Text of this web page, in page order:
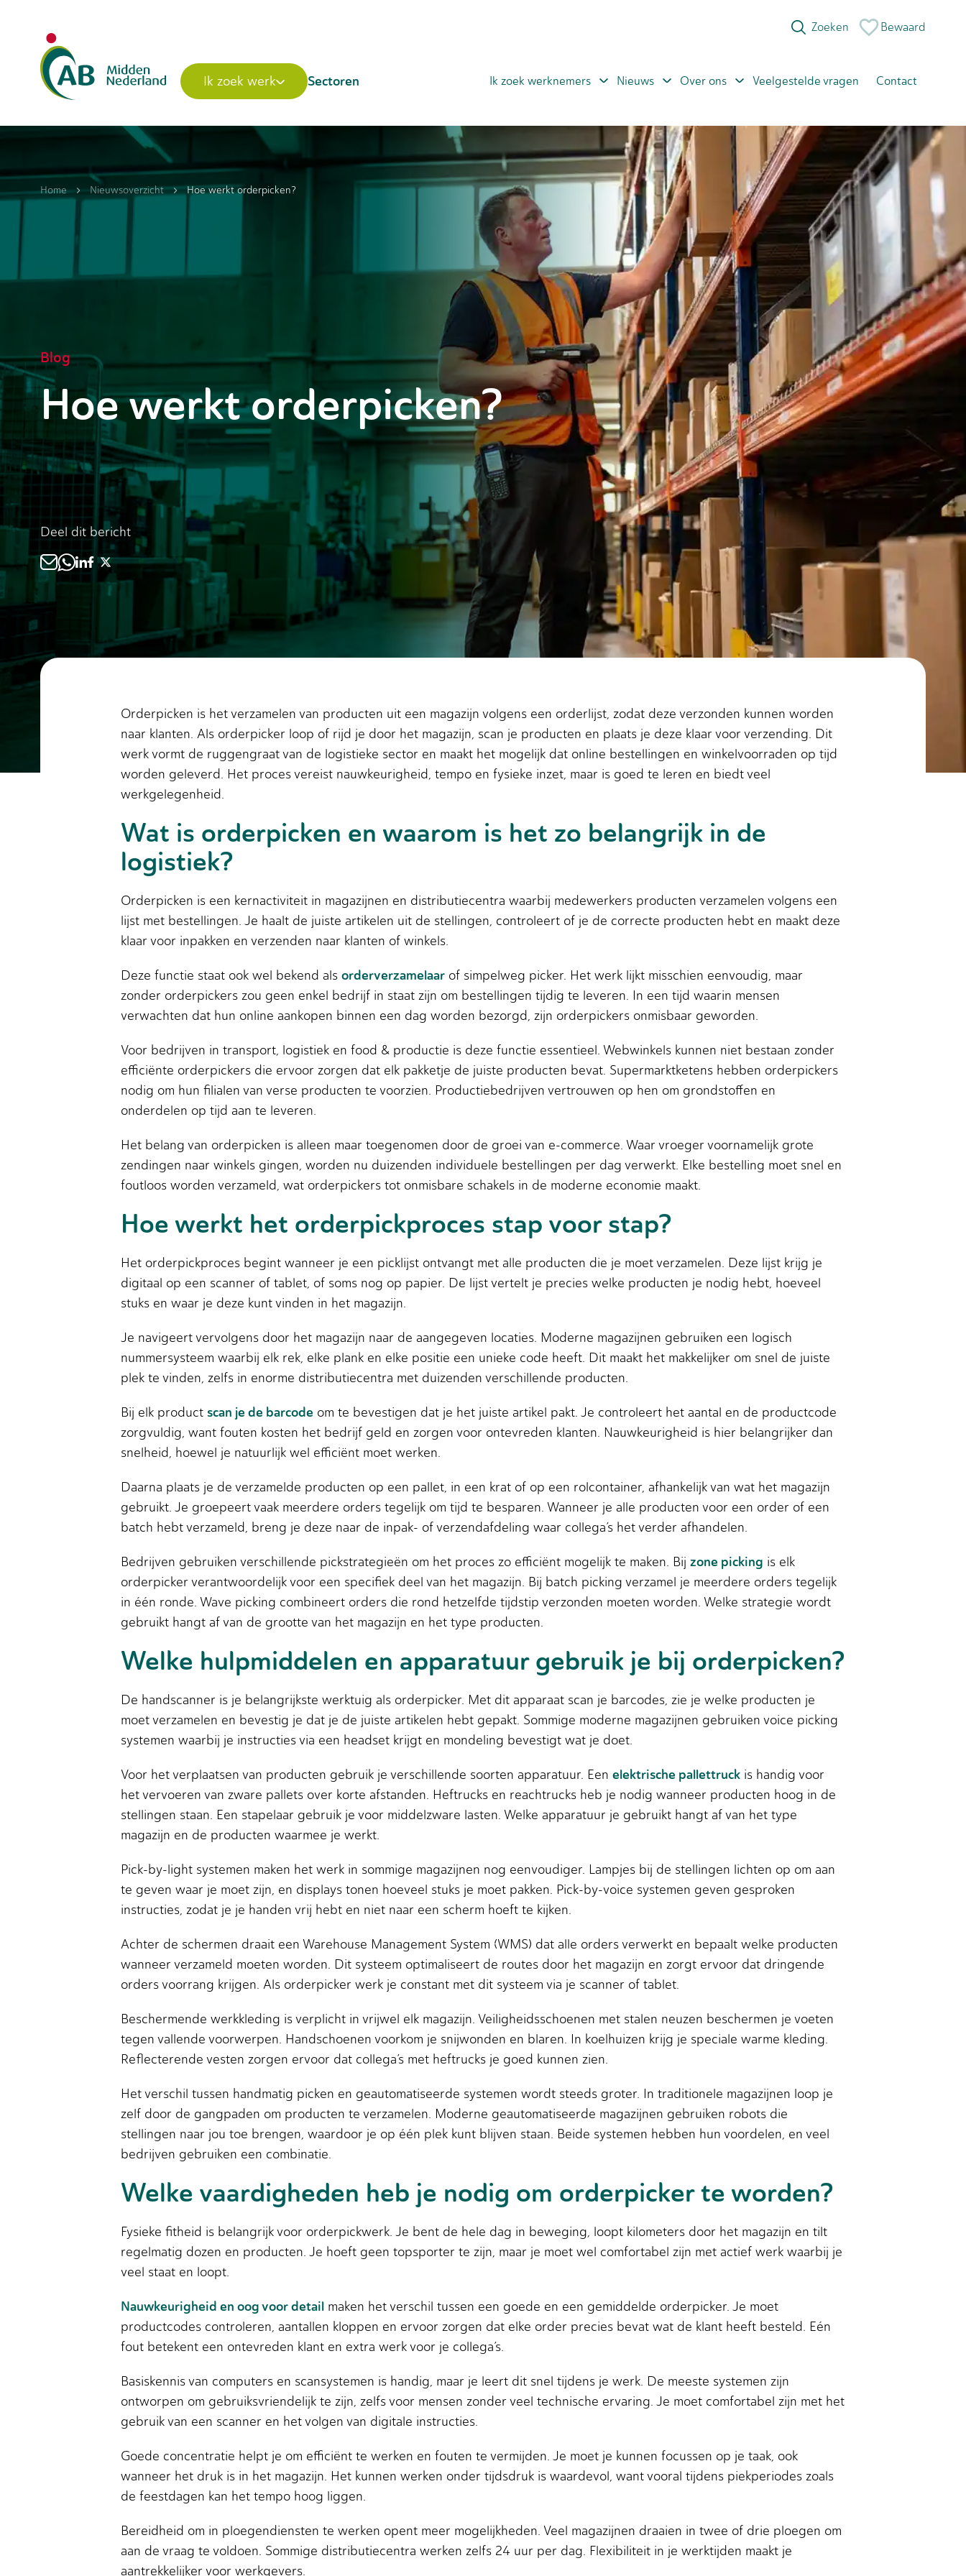
Bewaard
Ik zoek werk Sectoren Ik zoek werknemers Nieuws Over ons Veelgestelde vragen Contact
Home Nieuwsoverzicht Hoe werkt orderpicken?
Blog
Hoe werkt orderpicken?
Deel dit bericht
Orderpicken is het verzamelen van producten uit een magazijn volgens een orderlijst, zodat deze verzonden kunnen worden
naar klanten. Als orderpicker loop of rijd je door het magazijn, scan je producten en plaats je deze klaar voor verzending. Dit
werk vormt de ruggengraat van de logistieke sector en maakt het mogelijk dat online bestellingen en winkelvoorraden op tijd
worden geleverd. Het proces vereist nauwkeurigheid, tempo en fysieke inzet, maar is goed te leren en biedt veel
werkgelegenheid.
Wat is orderpicken en waarom is het zo belangrijk in de
logistiek?
Orderpicken is een kernactiviteit in magazijnen en distributiecentra waarbij medewerkers producten verzamelen volgens een
lijst met bestellingen. Je haalt de juiste artikelen uit de stellingen, controleert of je de correcte producten hebt en maakt deze
klaar voor inpakken en verzenden naar klanten of winkels.
Deze functie staat ook wel bekend als orderverzamelaar of simpelweg picker. Het werk lijkt misschien eenvoudig, maar
zonder orderpickers zou geen enkel bedrijf in staat zijn om bestellingen tijdig te leveren. In een tijd waarin mensen
verwachten dat hun online aankopen binnen een dag worden bezorgd, zijn orderpickers onmisbaar geworden.
Voor bedrijven in transport, logistiek en food & productie is deze functie essentieel. Webwinkels kunnen niet bestaan zonder
efficiënte orderpickers die ervoor zorgen dat elk pakketje de juiste producten bevat. Supermarktketens hebben orderpickers
nodig om hun filialen van verse producten te voorzien. Productiebedrijven vertrouwen op hen om grondstoffen en
onderdelen op tijd aan te leveren.
Het belang van orderpicken is alleen maar toegenomen door de groei van e-commerce. Waar vroeger voornamelijk grote
zendingen naar winkels gingen, worden nu duizenden individuele bestellingen per dag verwerkt. Elke bestelling moet snel en
foutloos worden verzameld, wat orderpickers tot onmisbare schakels in de moderne economie maakt.
Hoe werkt het orderpickproces stap voor stap?
Het orderpickproces begint wanneer je een picklijst ontvangt met alle producten die je moet verzamelen. Deze lijst krijg je
digitaal op een scanner of tablet, of soms nog op papier. De lijst vertelt je precies welke producten je nodig hebt, hoeveel
stuks en waar je deze kunt vinden in het magazijn.
Je navigeert vervolgens door het magazijn naar de aangegeven locaties. Moderne magazijnen gebruiken een logisch
nummersysteem waarbij elk rek, elke plank en elke positie een unieke code heeft. Dit maakt het makkelijker om snel de juiste
plek te vinden, zelfs in enorme distributiecentra met duizenden verschillende producten.
Bij elk product scan je de barcode om te bevestigen dat je het juiste artikel pakt. Je controleert het aantal en de productcode
zorgvuldig, want fouten kosten het bedrijf geld en zorgen voor ontevreden klanten. Nauwkeurigheid is hier belangrijker dan
snelheid, hoewel je natuurlijk wel efficiënt moet werken.
Daarna plaats je de verzamelde producten op een pallet, in een krat of op een rolcontainer, afhankelijk van wat het magazijn
gebruikt. Je groepeert vaak meerdere orders tegelijk om tijd te besparen. Wanneer je alle producten voor een order of een
batch hebt verzameld, breng je deze naar de inpak- of verzendafdeling waar collega’s het verder afhandelen.
Bedrijven gebruiken verschillende pickstrategieën om het proces zo efficiënt mogelijk te maken. Bij zone picking is elk
orderpicker verantwoordelijk voor een specifiek deel van het magazijn. Bij batch picking verzamel je meerdere orders tegelijk
in één ronde. Wave picking combineert orders die rond hetzelfde tijdstip verzonden moeten worden. Welke strategie wordt
gebruikt hangt af van de grootte van het magazijn en het type producten.
Welke hulpmiddelen en apparatuur gebruik je bij orderpicken?
De handscanner is je belangrijkste werktuig als orderpicker. Met dit apparaat scan je barcodes, zie je welke producten je
moet verzamelen en bevestig je dat je de juiste artikelen hebt gepakt. Sommige moderne magazijnen gebruiken voice picking
systemen waarbij je instructies via een headset krijgt en mondeling bevestigt wat je doet.
Voor het verplaatsen van producten gebruik je verschillende soorten apparatuur. Een elektrische pallettruck is handig voor
het vervoeren van zware pallets over korte afstanden. Heftrucks en reachtrucks heb je nodig wanneer producten hoog in de
stellingen staan. Een stapelaar gebruik je voor middelzware lasten. Welke apparatuur je gebruikt hangt af van het type
magazijn en de producten waarmee je werkt.
Pick-by-light systemen maken het werk in sommige magazijnen nog eenvoudiger. Lampjes bij de stellingen lichten op om aan
te geven waar je moet zijn, en displays tonen hoeveel stuks je moet pakken. Pick-by-voice systemen geven gesproken
instructies, zodat je je handen vrij hebt en niet naar een scherm hoeft te kijken.
Achter de schermen draait een Warehouse Management System (WMS) dat alle orders verwerkt en bepaalt welke producten
wanneer verzameld moeten worden. Dit systeem optimaliseert de routes door het magazijn en zorgt ervoor dat dringende
orders voorrang krijgen. Als orderpicker werk je constant met dit systeem via je scanner of tablet.
Beschermende werkkleding is verplicht in vrijwel elk magazijn. Veiligheidsschoenen met stalen neuzen beschermen je voeten
tegen vallende voorwerpen. Handschoenen voorkom je snijwonden en blaren. In koelhuizen krijg je speciale warme kleding.
Reflecterende vesten zorgen ervoor dat collega’s met heftrucks je goed kunnen zien.
Het verschil tussen handmatig picken en geautomatiseerde systemen wordt steeds groter. In traditionele magazijnen loop je
zelf door de gangpaden om producten te verzamelen. Moderne geautomatiseerde magazijnen gebruiken robots die
stellingen naar jou toe brengen, waardoor je op één plek kunt blijven staan. Beide systemen hebben hun voordelen, en veel
bedrijven gebruiken een combinatie.
Welke vaardigheden heb je nodig om orderpicker te worden?
Fysieke fitheid is belangrijk voor orderpickwerk. Je bent de hele dag in beweging, loopt kilometers door het magazijn en tilt
regelmatig dozen en producten. Je hoeft geen topsporter te zijn, maar je moet wel comfortabel zijn met actief werk waarbij je
veel staat en loopt.
Nauwkeurigheid en oog voor detail maken het verschil tussen een goede en een gemiddelde orderpicker. Je moet
productcodes controleren, aantallen kloppen en ervoor zorgen dat elke order precies bevat wat de klant heeft besteld. Eén
fout betekent een ontevreden klant en extra werk voor je collega’s.
Basiskennis van computers en scansystemen is handig, maar je leert dit snel tijdens je werk. De meeste systemen zijn
ontworpen om gebruiksvriendelijk te zijn, zelfs voor mensen zonder veel technische ervaring. Je moet comfortabel zijn met het
gebruik van een scanner en het volgen van digitale instructies.
Goede concentratie helpt je om efficiënt te werken en fouten te vermijden. Je moet je kunnen focussen op je taak, ook
wanneer het druk is in het magazijn. Het kunnen werken onder tijdsdruk is waardevol, want vooral tijdens piekperiodes zoals
de feestdagen kan het tempo hoog liggen.
Bereidheid om in ploegendiensten te werken opent meer mogelijkheden. Veel magazijnen draaien in twee of drie ploegen om
aan de vraag te voldoen. Sommige distributiecentra werken zelfs 24 uur per dag. Flexibiliteit in je werktijden maakt je
aantrekkelijker voor werkgevers.